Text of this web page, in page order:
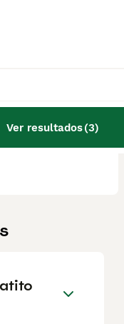
Ver resultados(3)